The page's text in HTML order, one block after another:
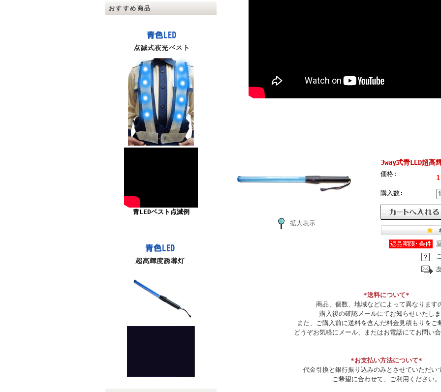
おすすめ商品
青LEDベスト点滅例
拡大表示
3way式青LED超高
価格:
購入数:
*送料について*
商品、個数、地域などによって異なります
購入後の確認メールにてお知らせいたし
また、ご購入前に送料を含んだ料金見積もりをご
どうぞお気軽にメール、またはお電話にてお問い
*お支払い方法について*
代金引換と銀行振り込みのみとさせていただい
ご希望に合わせて、ご利用ください。